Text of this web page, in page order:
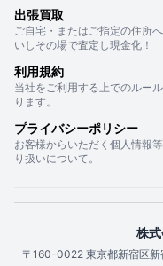
出張買取
ご自宅・またはご指定の住所
いしその場で査定し現金化！
利用規約
当社をご利用する上でのルー
ります。
プライバシーポリシー
お客様からいただく個人情報
り扱いについて。
株
〒160-0022 東京都新宿区新